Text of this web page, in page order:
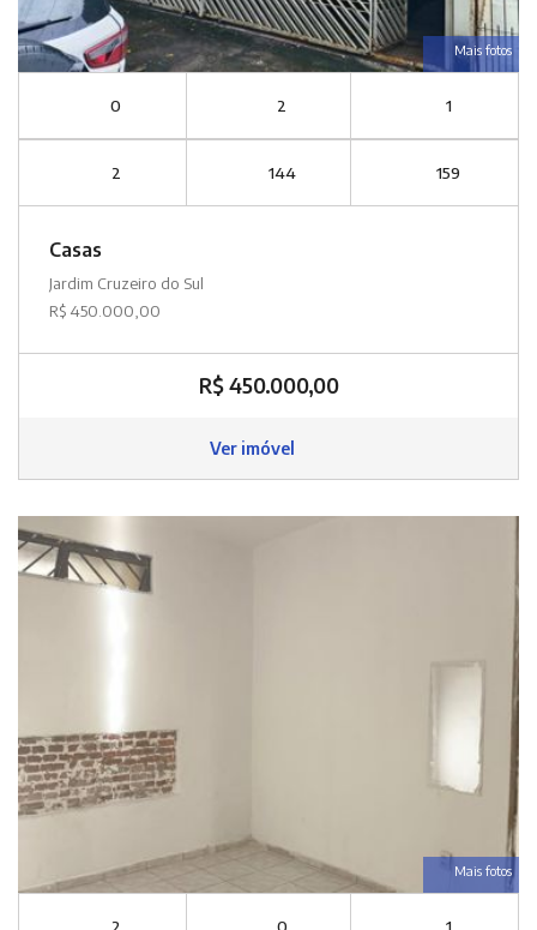
Mais fotos
0 2 1
2 144 159
Casas
Jardim Cruzeiro do Sul
R$ 450.000,00
R$ 450.000,00
Ver imóvel
Mais fotos
2 0 1